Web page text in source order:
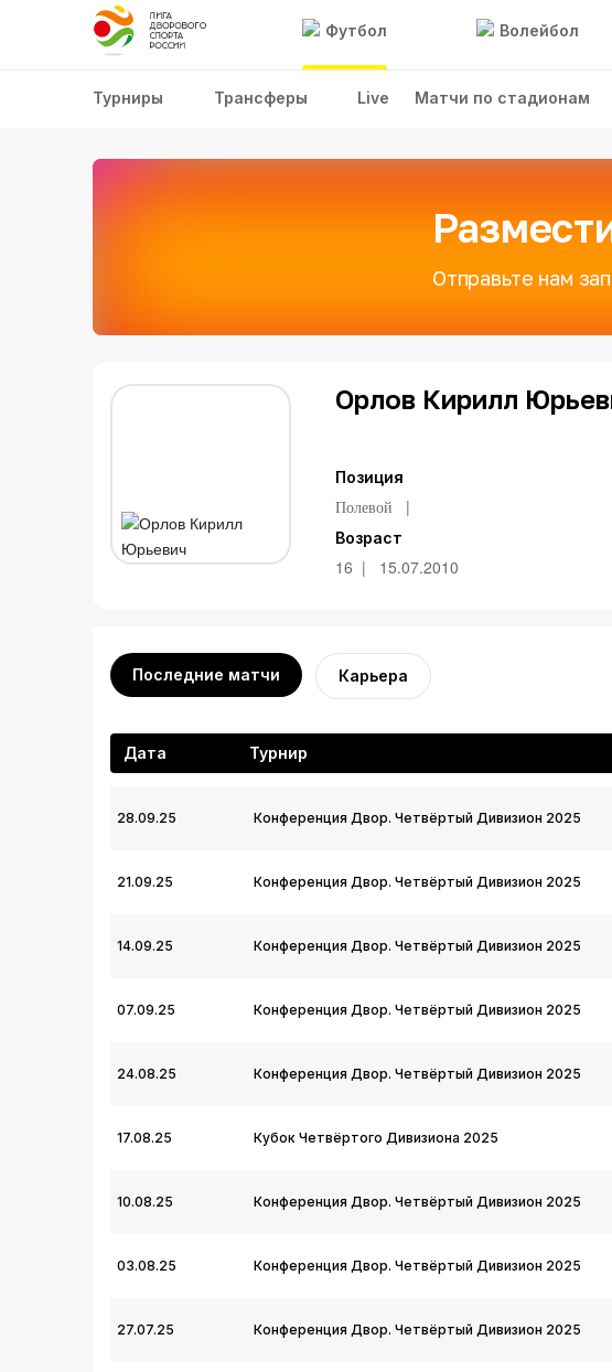
Футбол Волейбол
Турниры Трансферы Live Матчи по стадионам
Отправьте нам
Орлов Кирилл
Позиция
Полевой
Возраст
16 15.07.2010
Последние матчи Карьера
Дата Турнир
28.09.25 Конференция Двор. Четвёртый Дивизион 2025
21.09.25 Конференция Двор. Четвёртый Дивизион 2025
14.09.25 Конференция Двор. Четвёртый Дивизион 2025
07.09.25 Конференция Двор. Четвёртый Дивизион 2025
24.08.25 Конференция Двор. Четвёртый Дивизион 2025
17.08.25 Кубок Четвёртого Дивизиона 2025
10.08.25 Конференция Двор. Четвёртый Дивизион 2025
03.08.25 Конференция Двор. Четвёртый Дивизион 2025
27.07.25 Конференция Двор. Четвёртый Дивизион 2025